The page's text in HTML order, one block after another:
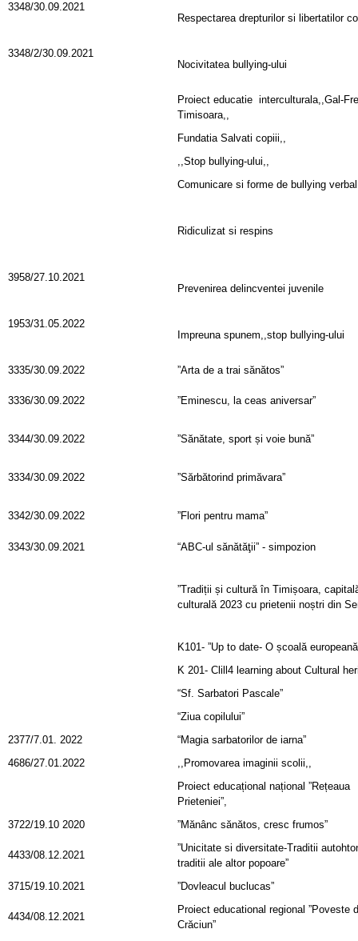
3348/30.09.2021
Respectarea drepturilor si libertatilor
3348/2/30.09.2021
Nocivitatea bullying-ului
Proiect educatie interculturala,,Gal-
Timisoara,,
Fundatia Salvati copiii,,
,,Stop bullying-ului,,
Comunicare si forme de bullying verbal
Ridiculizat si respins
3958/27.10.2021
Prevenirea delincventei juvenile
1953/31.05.2022
Impreuna spunem,,stop bullying-ului
3335/30.09.2022 ”Arta de a trai sănătos”
3336/30.09.2022 ”Eminescu, la ceas aniversar”
3344/30.09.2022 ”Sănătate, sport și voie bună”
3334/30.09.2022 ”Sărbătorind primăvara”
3342/30.09.2022 ”Flori pentru mama”
3343/30.09.2021 “ABC-ul sănătăţii” - simpozion
”Tradiții și cultură în Timișoara,
culturală 2023 cu prietenii noștri din
K101- ”Up to date- O școală europeană
K 201- Clill4 learning about Cultural
“Sf. Sarbatori Pascale”
“Ziua copilului”
2377/7.01. 2022
“Magia sarbatorilor de iarna”
4686/27.01.2022
,,Promovarea imaginii scolii,,
Proiect educațional național ”Rețeaua
Prieteniei”,
3722/19.10 2020
”Mănânc sănătos, cresc frumos”
4433/08.12.2021
”Unicitate si diversitate-Traditii
traditii ale altor popoare”
3715/19.10.2021
”Dovleacul buclucas”
4434/08.12.2021
Proiect educational regional ”Poveste
Crăciun”